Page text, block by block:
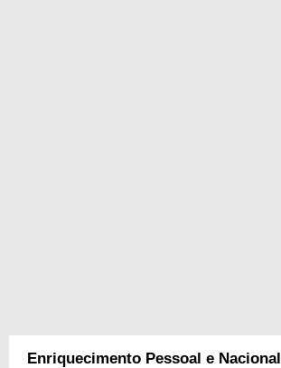
Enriquecimento Pessoal e Nacional